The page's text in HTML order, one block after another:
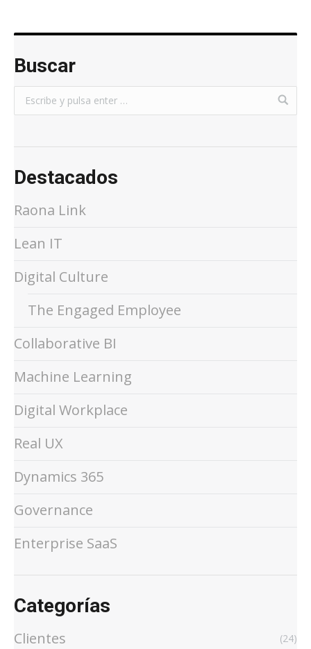
Buscar
Destacados
Raona Link
Lean IT
Digital Culture
The Engaged Employee
Collaborative BI
Machine Learning
Digital Workplace
Real UX
Dynamics 365
Governance
Enterprise SaaS
Categorías
Clientes (24)